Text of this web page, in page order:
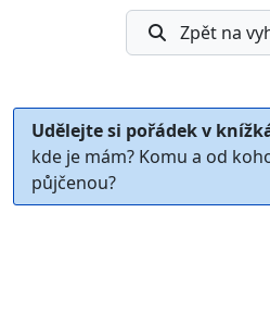
Zpět na
Udělejte si pořádek v
kde je mám? Komu a od
půjčenou?